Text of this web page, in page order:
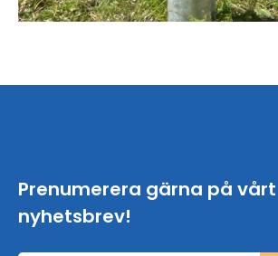
Prenumerera gärna på vårt
nyhetsbrev!